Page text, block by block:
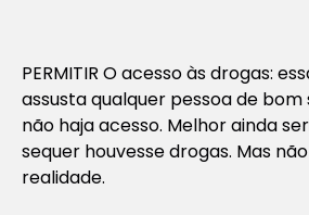
PERMITIR O acesso às drogas:
assusta qualquer pessoa de bom
não haja acesso. Melhor ainda
sequer houvesse drogas. Mas
realidade.